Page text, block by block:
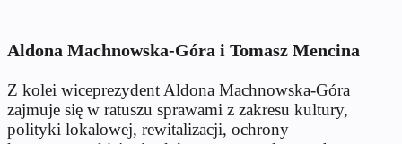
Aldona Machnowska-Góra i Tomasz Mencina
Z kolei wiceprezydent Aldona Machnowska-Góra
zajmuje się w ratuszu sprawami z zakresu kultury,
polityki lokalowej, rewitalizacji, ochrony